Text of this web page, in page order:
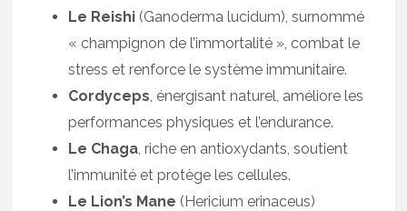
Le Reishi (Ganoderma lucidum), surnommé
« champignon de l’immortalité », combat le
stress et renforce le système immunitaire.
Cordyceps , énergisant naturel, améliore les
performances physiques et l’endurance.
Le Chaga , riche en antioxydants, soutient
l’immunité et protège les cellules.
Le Lion’s Mane (Hericium erinaceus)